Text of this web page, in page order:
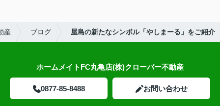
産 ブログ 屋島の新たなシンボル「やしまーる」をご紹介
ホームメイトFC丸亀店(株)クローバー不動産
0877-85-8488 お問い合わせ